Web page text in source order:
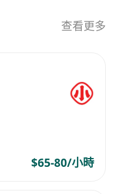
關支援工作，如遞送
備用布草，定期盤點
減少資源浪費
或VIP接待安排，
展現團隊協作精神
查看更多
$65-80/小時